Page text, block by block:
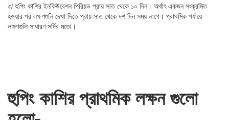
৩/ হুপিং কাশির ইনকিউবেশন পিরিয়ড প্রায় সাত থেকে ১০ দিন। অর্থাৎ একজন সংক্রমিত
হওয়ার পর লক্ষণগুলি দেখা দিতে প্রায় সাত থেকে দশ দিন সময় লাগে। প্রাথমিক পর্যায়ে
লক্ষণগুলি সাধারণ সর্দির মতো।
হুপিং কাশির প্রাথমিক লক্ষন গুলো